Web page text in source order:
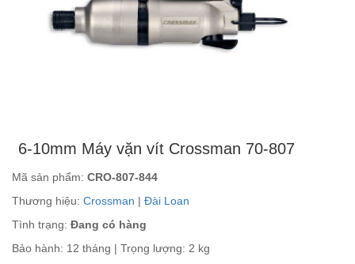
6-10mm Máy vặn vít Crossman 70-807
Mã sản phẩm: CRO-807-844
Thương hiệu: Crossman | Đài Loan
Tình trạng: Đang có hàng
Bảo hành: 12 tháng | Trọng lượng: 2 kg